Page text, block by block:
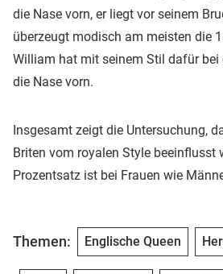
die Nase vorn, er liegt vor seinem
überzeugt modisch am meisten die
William hat mit seinem Stil dafür bei
die Nase vorn.
Insgesamt zeigt die Untersuchung,
Briten vom royalen Style beeinflusst
Prozentsatz ist bei Frauen wie
Themen: Englische Queen